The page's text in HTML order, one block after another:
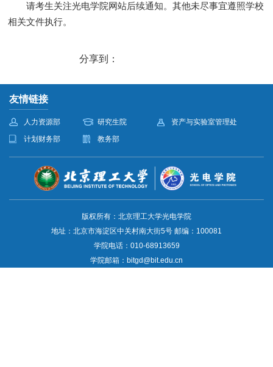
请考生关注光电学院网站后续通知。其他未尽事宜遵照学校
相关文件执行。
分享到：
友情链接
人力资源部 研究生院
资产与实验室管理处
计划财务部
教务部
版权所有：北京理工大学光电学院
地址：北京市海淀区中关村南大街5号 邮编：100081
学院电话：010-68913659
学院邮箱：bitgd@bit.edu.cn